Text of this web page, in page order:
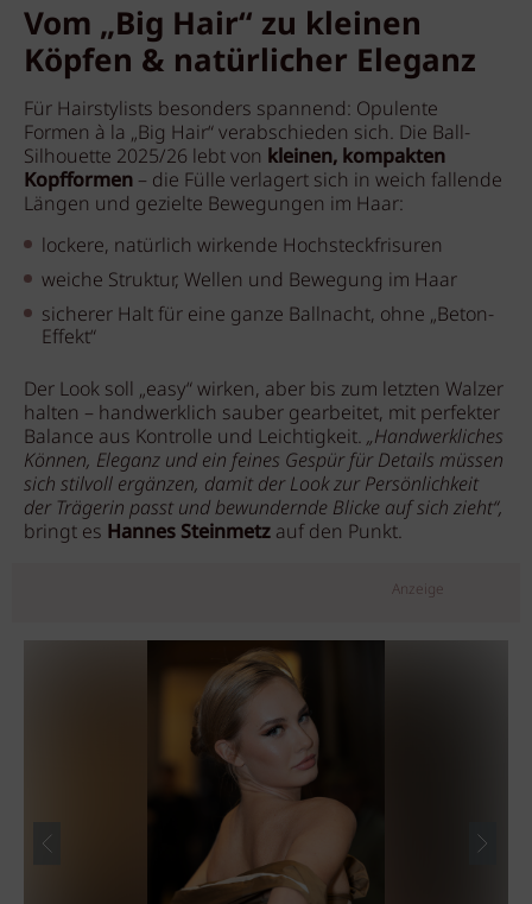
Vom „Big Hair“ zu kleinen
Köpfen & natürlicher Eleganz
Für Hairstylists besonders spannend: Opulente
Formen à la „Big Hair“ verabschieden sich. Die Ball-
Silhouette 2025/26 lebt von kleinen, kompakten
Kopfformen – die Fülle verlagert sich in weich fallende
Längen und gezielte Bewegungen im Haar:
lockere, natürlich wirkende Hochsteckfrisuren
weiche Struktur, Wellen und Bewegung im Haar
sicherer Halt für eine ganze Ballnacht, ohne „Beton-
Effekt“
Der Look soll „easy“ wirken, aber bis zum letzten Walzer
halten – handwerklich sauber gearbeitet, mit perfekter
Balance aus Kontrolle und Leichtigkeit.„Handwerkliches
Können, Eleganz und ein feines Gespür für Details müssen
sich stilvoll ergänzen, damit der Look zur Persönlichkeit
der Trägerin passt und bewundernde Blicke auf sich zieht“,
bringt es Hannes Steinmetz auf den Punkt.
Anzeige